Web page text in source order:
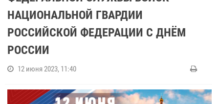
НАЦИОНАЛЬНОЙ ГВАРДИИ
РОССИЙСКОЙ ФЕДЕРАЦИИ С ДНЁМ
РОССИИ
12 июня 2023, 11:40